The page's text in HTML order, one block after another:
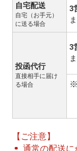
自宅配送
自宅（お手元）
に送る場合
3
投函代行
直接相手に届け
る場合
3
※
【ご注意】
通常の配送に